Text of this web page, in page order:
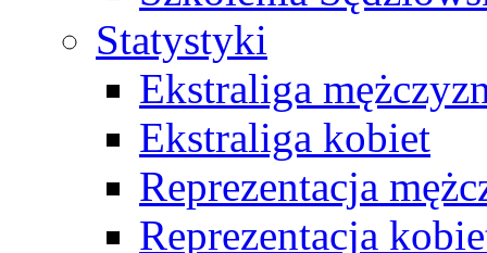
Statystyki
Ekstraliga
Ekstraliga kobiet
Reprezentacja
Reprezentacja